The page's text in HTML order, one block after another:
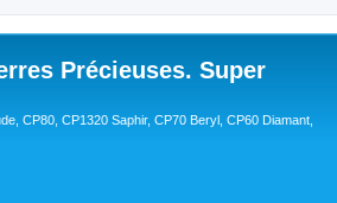
Précieuses. Super
CP80, CP1320 Saphir, CP70 Beryl, CP60 Diamant,